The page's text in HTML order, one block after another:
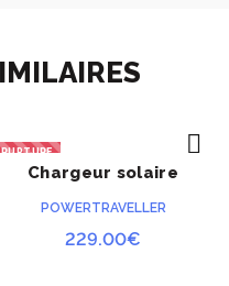
RUPTURE
ACHETER
Chargeur solaire
POWERTRAVELLER
229.00€